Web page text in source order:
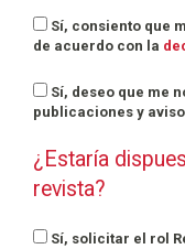
de acuerdo con la
publicaciones y
¿Estaría
revista?
Sí, solicitar el rol